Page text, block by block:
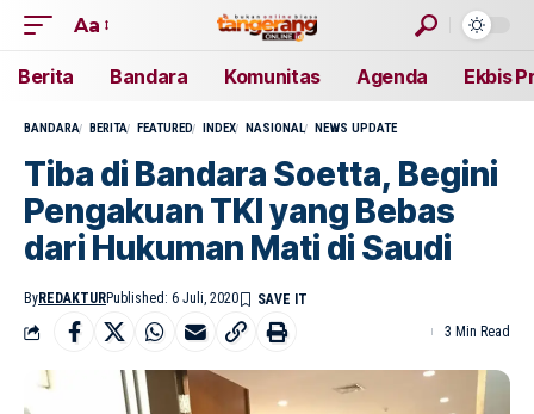
Aa
Berita Bandara Komunitas Agenda Ekbis
BANDARA BERITA FEATURED INDEX NASIONAL NEWS UPDATE
Tiba di Bandara Soetta, Begini
Pengakuan TKI yang Bebas
dari Hukuman Mati di Saudi
ByREDAKTURPublished: 6 Juli, 2020
3 Min Read